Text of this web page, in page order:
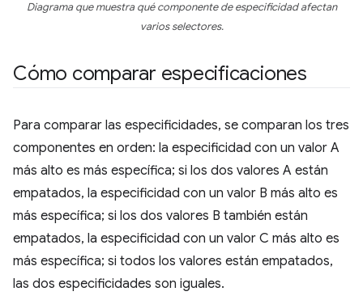
Diagrama que muestra qué componente de especificidad afectan
varios selectores.
Cómo comparar especificaciones
Para comparar las especificidades, se comparan los tres
componentes en orden: la especificidad con un valor A
más alto es más específica; si los dos valores A están
empatados, la especificidad con un valor B más alto es
más específica; si los dos valores B también están
empatados, la especificidad con un valor C más alto es
más específica; si todos los valores están empatados,
las dos especificidades son iguales.